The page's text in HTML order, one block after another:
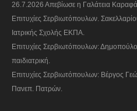
26.7.2026 Απεβίωσε η Γαλάτεια
Επιτυχίες Σερβιωτόπουλων.
Ιατρικής Σχολής ΕΚΠΑ.
Επιτυχίες Σερβιωτόπουλων:
παιδιατρική.
Επιτυχίες Σερβιωτόπουλων: Βέργος
Πανεπ. Πατρών.